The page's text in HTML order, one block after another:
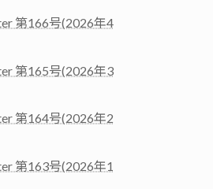
第166号(2026年4
第165号(2026年3
第164号(2026年2
第163号(2026年1